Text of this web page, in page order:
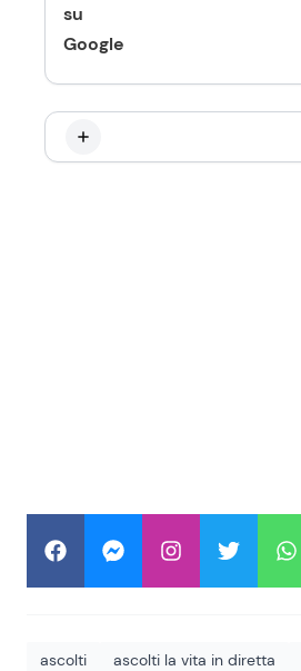
su
Google
ascolti ascolti la vita in diretta